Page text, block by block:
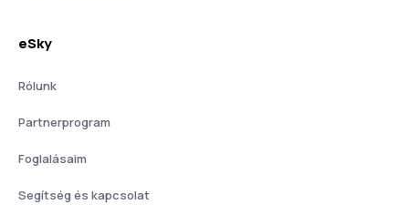
eSky
Rólunk
Partnerprogram
Foglalásaim
Segítség és kapcsolat